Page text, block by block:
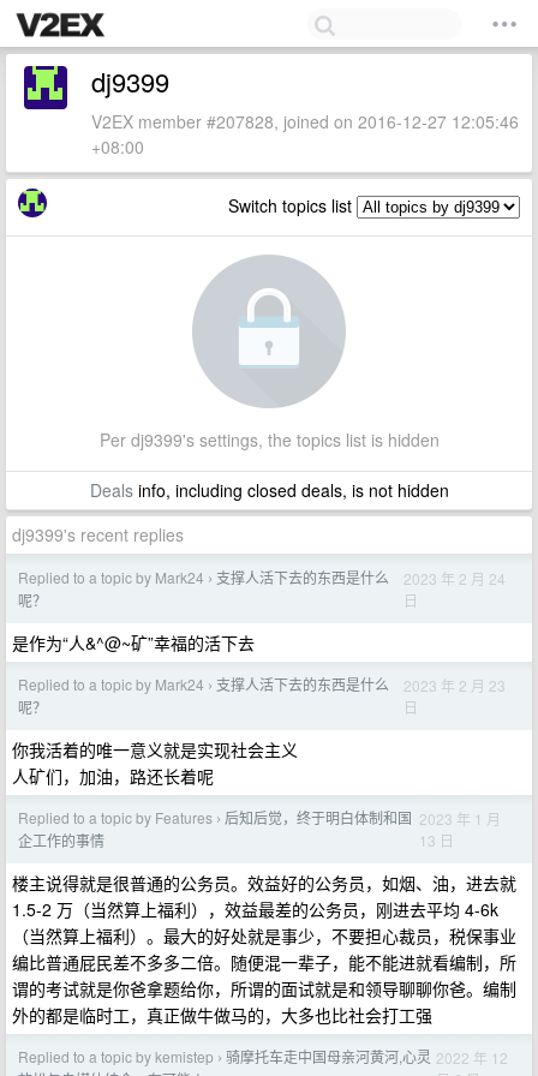
dj9399
V2EX member #207828, joined on 2016-12-27 12:05:46
+08:00
Switch topics list
Per dj9399's settings, the topics list is hidden
Dealsinfo, including closed deals, is not hidden
dj9399's recent replies
Replied to a topic by Mark24 › 支撑人活下去的东西是什么
呢？
2023 年 2 月 24
日
是作为“人&^@~矿”幸福的活下去
Replied to a topic by Mark24 › 支撑人活下去的东西是什么
呢？
2023 年 2 月 23
日
你我活着的唯一意义就是实现社会主义
人矿们，加油，路还长着呢
Replied to a topic by Features › 后知后觉，终于明白体制和国
企工作的事情
2023 年 1 月
13 日
楼主说得就是很普通的公务员。效益好的公务员，如烟、油，进去就
1.5-2 万（当然算上福利），效益最差的公务员，刚进去平均 4-6k
（当然算上福利）。最大的好处就是事少，不要担心裁员，税保事业
编比普通屁民差不多多二倍。随便混一辈子，能不能进就看编制，所
谓的考试就是你爸拿题给你，所谓的面试就是和领导聊聊你爸。编制
外的都是临时工，真正做牛做马的，大多也比社会打工强
Replied to a topic by kemistep › 骑摩托车走中国母亲河黄河,心灵 2022 年 12